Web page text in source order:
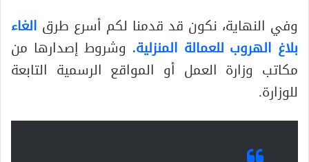
وفي النهاية، نكون قد قدمنا لكم أسرع طرق الغاء
بلاغ الهروب للعمالة المنزلية. وشروط إصدارها من
مكاتب وزارة العمل أو المواقع الرسمية التابعة
للوزارة.